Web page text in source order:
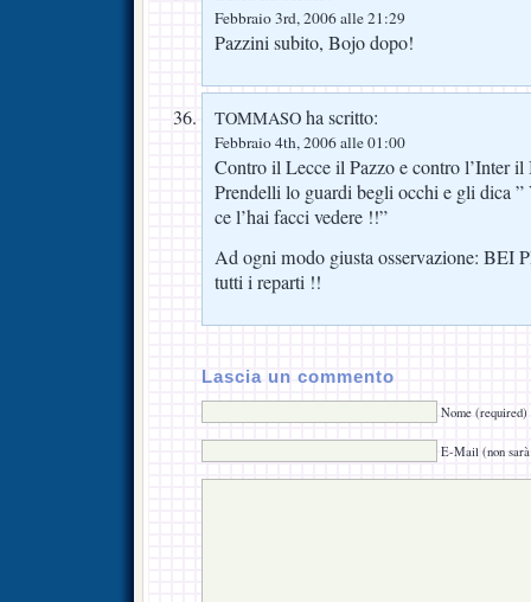
Febbraio 3rd, 2006 alle 21:29
Pazzini subito, Bojo dopo!
TOMMASO ha scritto:
Febbraio 4th, 2006 alle 01:00
Contro il Lecce il Pazzo e contro l’Inter
Prendelli lo guardi begli occhi e gli dica
ce l’hai facci vedere !!”
Ad ogni modo giusta osservazione: BEI
tutti i reparti !!
Lascia un commento
Nome (required)
E-Mail (non